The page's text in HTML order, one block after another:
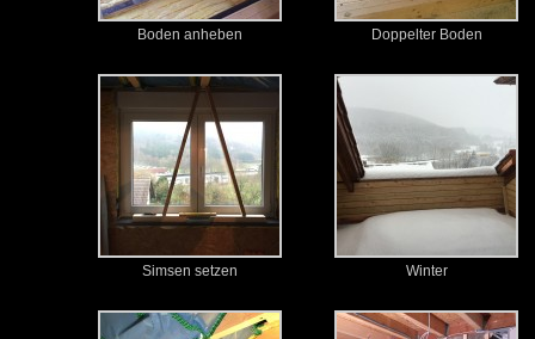
Boden anheben Doppelter Boden
Simsen setzen Winter